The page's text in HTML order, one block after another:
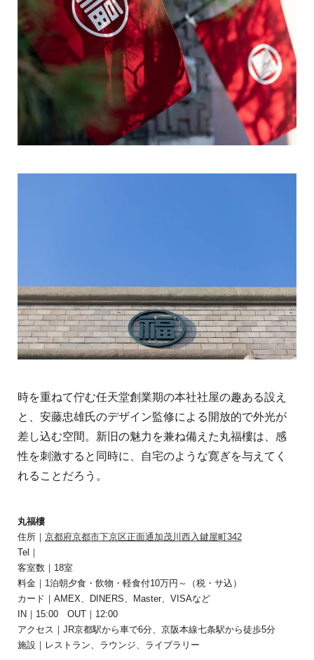
時を重ねて佇む任天堂創業期の本社社屋の趣ある設え
と、安藤忠雄氏のデザイン監修による開放的で外光が
差し込む空間。新旧の魅力を兼ね備えた丸福樓は、感
性を刺激すると同時に、自宅のような寛ぎを与えてく
れることだろう。
丸福樓
住所｜ 京都府京都市下京区正面通加茂川西入鍵屋町342
Tel｜
客室数｜18室
料金｜1泊朝夕食・飲物・軽食付10万円～（税・サ込）
カード｜AMEX、DINERS、Master、VISAなど
IN｜15:00 OUT｜12:00
アクセス｜JR京都駅から車で6分、京阪本線七条駅から徒歩5分
施設｜レストラン、ラウンジ、ライブラリー